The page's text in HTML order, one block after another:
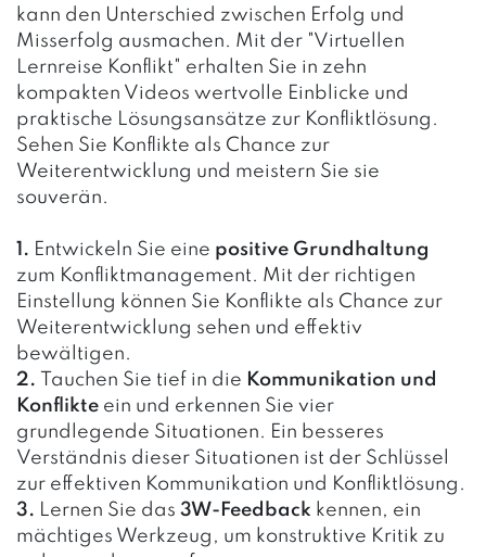
kann den Unterschied zwischen Erfolg und
Misserfolg ausmachen. Mit der "Virtuellen
Lernreise Konflikt" erhalten Sie in zehn
kompakten Videos wertvolle Einblicke und
praktische Lösungsansätze zur Konfliktlösung.
Sehen Sie Konflikte als Chance zur
Weiterentwicklung und meistern Sie sie
souverän.
1. Entwickeln Sie eine positive Grundhaltung
zum Konfliktmanagement. Mit der richtigen
Einstellung können Sie Konflikte als Chance zur
Weiterentwicklung sehen und effektiv
bewältigen.
2.
Tauchen Sie tief in die Kommunikation und
Konflikte ein und erkennen Sie vier
grundlegende Situationen. Ein besseres
Verständnis dieser Situationen ist der Schlüssel
zur effektiven Kommunikation und Konfliktlösung.
3. Lernen Sie das 3W-Feedback kennen, ein
mächtiges Werkzeug, um konstruktive Kritik zu